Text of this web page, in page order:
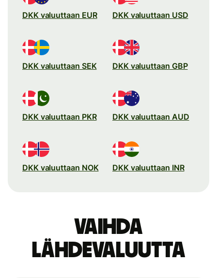
DKK valuuttaan EUR DKK valuuttaan USD
DKK valuuttaan SEK DKK valuuttaan GBP
DKK valuuttaan PKR DKK valuuttaan AUD
DKK valuuttaan NOK DKK valuuttaan INR
Vaihda
lähdevaluutta